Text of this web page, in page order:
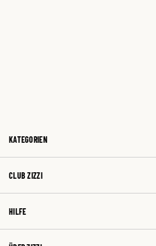
KATEGORIEN
CLUB ZIZZI
HILFE